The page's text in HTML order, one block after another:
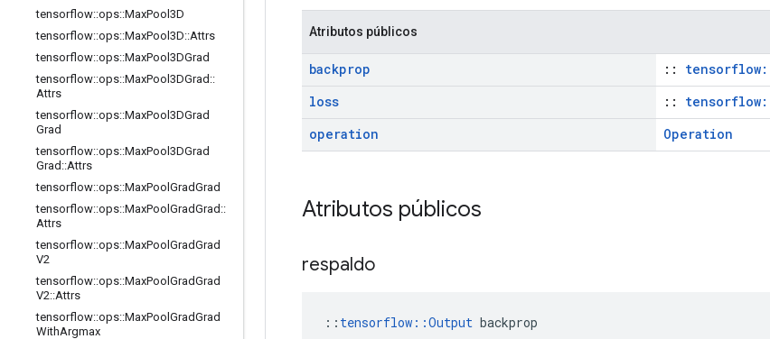
tensorflow::ops::MaxPool3D
tensorflow::ops::MaxPool3D::Attrs
tensorflow::ops::MaxPool3DGrad
tensorflow::ops::MaxPool3DGrad ::
Attrs
tensorflow::ops::MaxPool3DGrad
Grad
tensorflow::ops::MaxPool3DGrad
Grad ::Attrs
tensorflow::ops::MaxPool GradGrad
tensorflow::ops::MaxPool GradGrad ::
Attrs
tensorflow::ops::MaxPool GradGrad
V2
tensorflow::ops::MaxPool GradGrad
V2::Attrs
tensorflow::ops::MaxPool GradGrad
WithArgmax
Atributos públicos
backprop ::
loss
::
operation
Operation
Atributos públicos
respaldo
:: tensorflow::Output backprop